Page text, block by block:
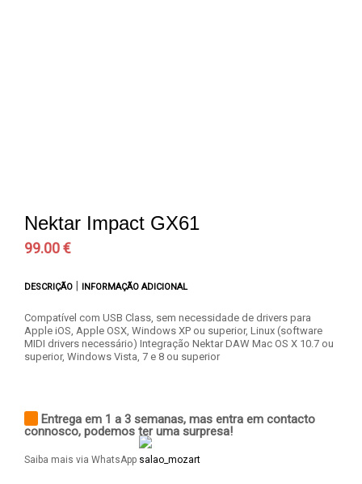
Nektar Impact GX61
99.00 €
DESCRIÇÃO | INFORMAÇÃO ADICIONAL
Compatível com USB Class, sem necessidade de drivers para
Apple iOS, Apple OSX, Windows XP ou superior, Linux (software
MIDI drivers necessário) Integração Nektar DAW Mac OS X 10.7 ou
superior, Windows Vista, 7 e 8 ou superior
Entrega em 1 a 3 semanas, mas entra em contacto
connosco, podemos ter uma surpresa!
Saiba mais via WhatsApp